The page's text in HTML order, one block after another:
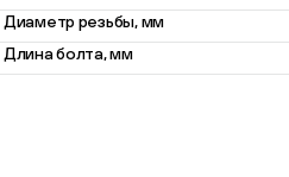
Диаметр резьбы, мм
Длина болта, мм